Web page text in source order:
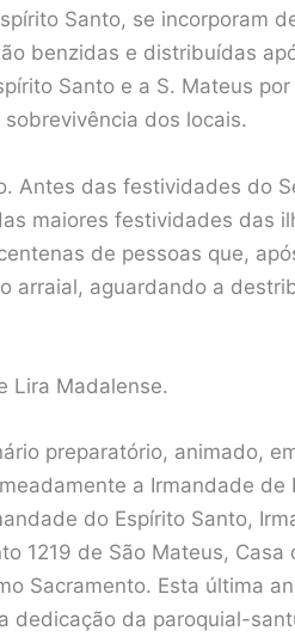
Santo, se incorporam
benzidas e distribuídas
Santo e a S. Mateus
dos locais.
Antes das festividades do
maiores festividades das
de pessoas que,
arraial, aguardando a
Lira Madalense.
preparatório, animado,
a Irmandade de
do Espírito Santo,
1219 de São Mateus, Casa
Sacramento. Esta última
dedicação da paroquial-